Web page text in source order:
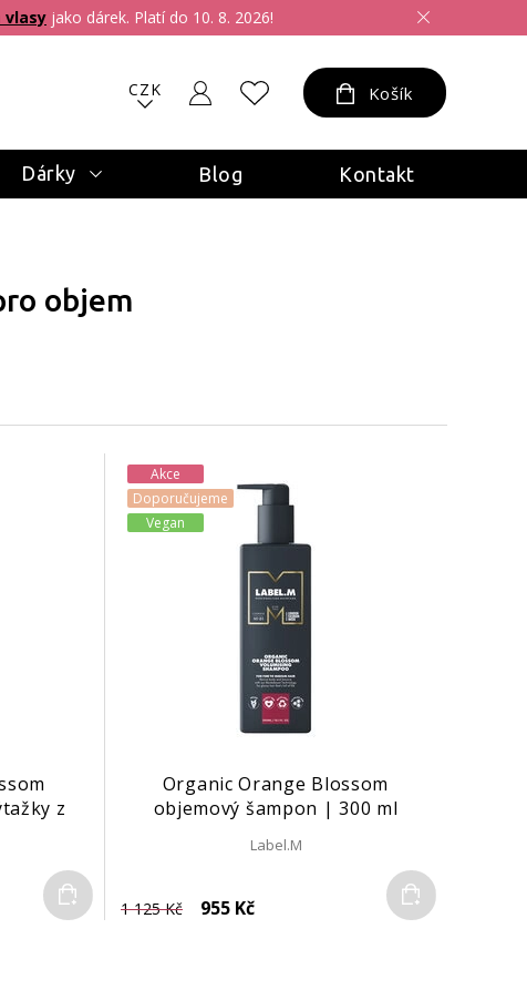
vlasy jako dárek. Platí do 10. 8. 2026!
CZK Košík
Dárky Blog Kontakt
objem
z
Do košíku
Akce
Doporučujeme
Vegan
Organic Orange Blossom
objemový šampon | 300 ml
Label.M
1 125 Kč 955 Kč
Do košíku